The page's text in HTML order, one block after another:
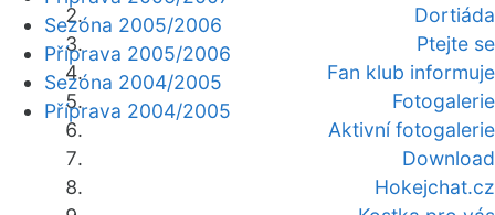
Dortiáda
Ptejte se
Fan klub informuje
Fotogalerie
Aktivní fotogalerie
Download
Hokejchat.cz
Sezóna 2005/2006
Příprava 2005/2006
Sezóna 2004/2005
Příprava 2004/2005